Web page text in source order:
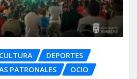
CULTURA
DEPORTES
PATRONALES OCIO